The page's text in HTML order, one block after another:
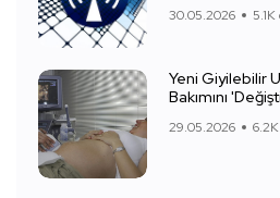
30.05.2026
Yeni Giyilebilir
Bakımını
29.05.2026